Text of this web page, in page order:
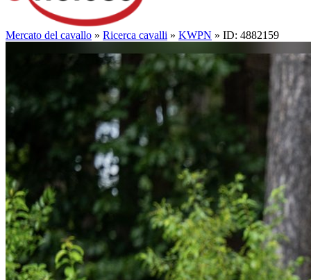
Mercato del cavallo » Ricerca cavalli » KWPN » ID: 4882159